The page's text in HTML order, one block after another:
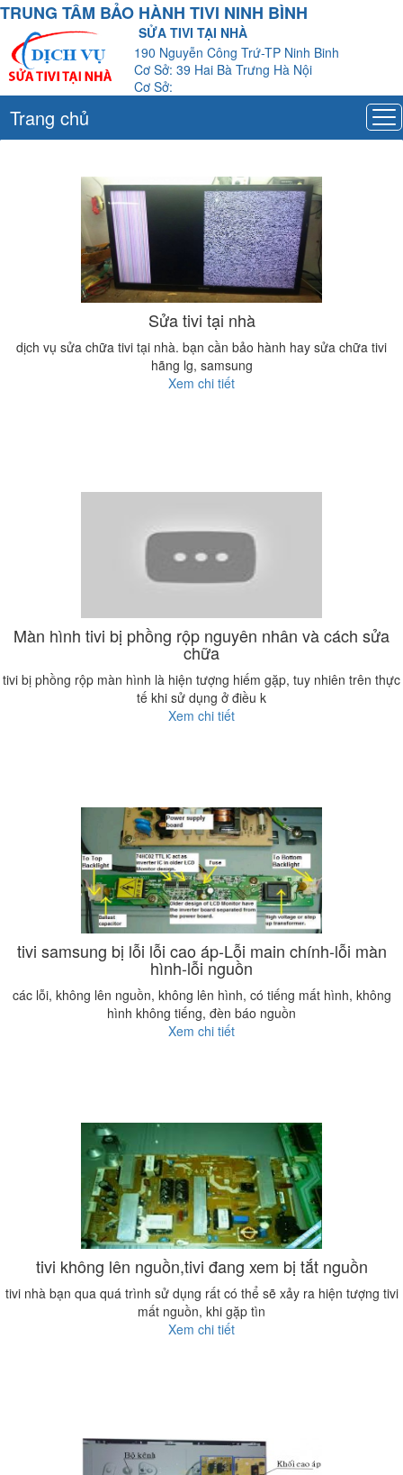
TRUNG TÂM BẢO HÀNH TIVI NINH BÌNH
SỬA TIVI TẠI NHÀ
190 Nguyễn Công Trứ-TP Ninh Binh
Cơ Sở: 39 Hai Bà Trưng Hà Nội
Cơ Sở:
Trang chủ
Sửa tivi tại nhà
dịch vụ sửa chữa tivi tại nhà. bạn cần bảo hành hay sửa chữa tivi
hãng lg, samsung
Xem chi tiết
Màn hình tivi bị phồng rộp nguyên nhân và cách sửa
chữa
tivi bị phồng rộp màn hình là hiện tượng hiếm gặp, tuy nhiên trên thực
tế khi sử dụng ở điều k
Xem chi tiết
tivi samsung bị lỗi lỗi cao áp-Lỗi main chính-lỗi màn
hình-lỗi nguồn
các lỗi, không lên nguồn, không lên hình, có tiếng mất hình, không
hình không tiếng, đèn báo nguồn
Xem chi tiết
tivi không lên nguồn,tivi đang xem bị tắt nguồn
tivi nhà bạn qua quá trình sử dụng rất có thể sẽ xảy ra hiện tượng tivi
mất nguồn, khi gặp tìn
Xem chi tiết